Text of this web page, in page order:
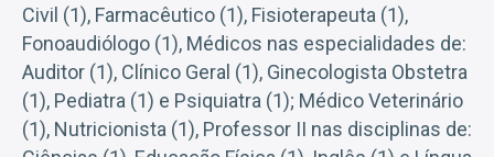
Civil (1), Farmacêutico (1), Fisioterapeuta (1),
Fonoaudiólogo (1), Médicos nas especialidades de:
Auditor (1), Clínico Geral (1), Ginecologista Obstetra
(1), Pediatra (1) e Psiquiatra (1); Médico Veterinário
(1), Nutricionista (1), Professor II nas disciplinas de: